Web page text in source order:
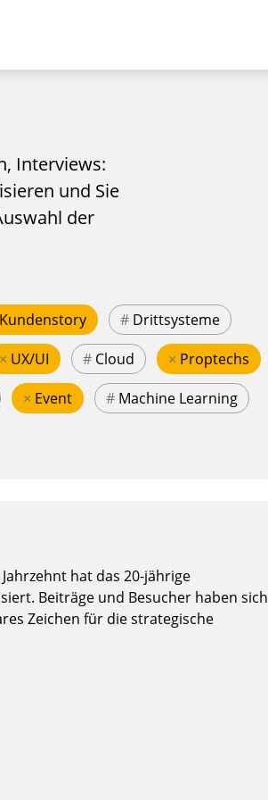
Interviews:
und Sie
der
Kundenstory # Drittsysteme
× UX/UI # Cloud × Proptechs
× Event # Machine Learning
hat das 20-jährige
Beiträge und Besucher haben sich
Zeichen für die strategische